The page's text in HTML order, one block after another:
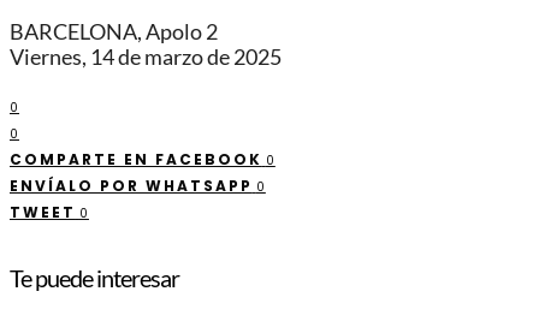
BARCELONA, Apolo 2
Viernes, 14 de marzo de 2025
0
0
COMPARTE EN FACEBOOK 0
ENVÍALO POR WHATSAPP 0
TWEET 0
Te puede interesar